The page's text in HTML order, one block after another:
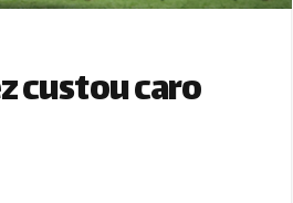
custou caro